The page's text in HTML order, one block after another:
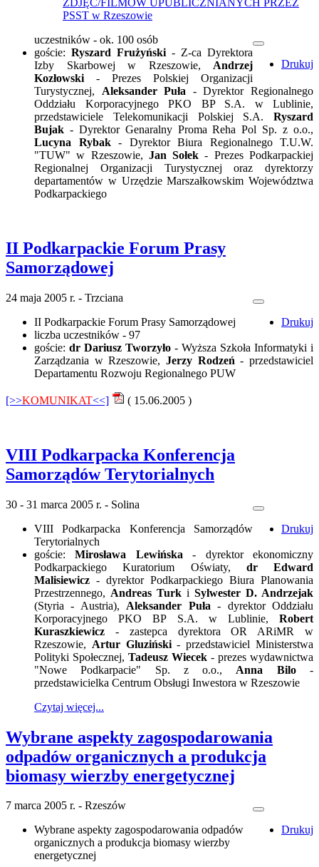
ZDJĘĆ/FILMÓW UPUBLICZNIANYCH PRZEZ
PSST w Rzeszowie
Drukuj
uczestników - ok. 100 osób
goście: Ryszard Frużyński - Z-ca Dyrektora
Izby Skarbowej w Rzeszowie, Andrzej
Kozłowski - Prezes Polskiej Organizacji
Turystycznej, Aleksander Puła - Dyrektor Regionalnego
Oddziału Korporacyjnego PKO BP S.A. w Lublinie,
przedstawiciele Telekomunikacji Polskiej S.A. Ryszard
Bujak - Dyrektor Genaralny Proma Reha Pol Sp. z o.o.,
Lucyna Rybak- Dyrektor Biura Regionalnego T.U.W.
"TUW" w Rzeszowie, Jan Sołek - Prezes Podkarpackiej
Regionalnej Organizacji Turystycznej oraz dyrektorzy
departamentów w Urzędzie Marszałkowskim Województwa
Podkarpackiego
II Podkarpackie Forum Prasy
Samorządowej
Drukuj
24 maja 2005 r. - Trzciana
II Podkarpackie Forum Prasy Samorządowej
liczba uczestników - 97
goście: dr Dariusz Tworzyło - Wyższa Szkoła Informatyki i
Zarządzania w Rzeszowie, Jerzy Rodzeń - przedstawiciel
Departamentu Rozwoju Regionalnego PUW
[>>KOMUNIKAT<<] ( 15.06.2005 )
VIII Podkarpacka Konferencja
Samorządów Terytorialnych
Drukuj
30 - 31 marca 2005 r. - Solina
VIII Podkarpacka Konferencja Samorządów
Terytorialnych
goście:Mirosława Lewińska - dyrektor ekonomiczny
Podkarpackiego Kuratorium Oświaty, dr Edward
Malisiewicz - dyrektor Podkarpackiego Biura Planowania
Przestrzennego, Andreas Turk i Sylwester D. Andrzejak
(Styria - Austria), Aleksander Puła - dyrektor Oddziału
Korporacyjnego PKO BP S.A. w Lublinie, Robert
Kuraszkiewicz - zastepca dyrektora OR ARiMR w
Rzeszowie, Artur Gluziński- przedstawiciel Ministerstwa
Polityki Społecznej, Tadeusz Wiecek - prezes wydawnictwa
"Nowe Podkarpacie" Sp. z o.o., Anna Bilo-
przedstawicielka Centrum Obsługi Inwestora w Rzeszowie
Czytaj więcej...
Wybrane aspekty zagospodarowania
odpadów organicznych a produkcja
biomasy wierzby energetycznej
Drukuj
7 marca 2005 r. - Rzeszów
Wybrane aspekty zagospodarowania odpadów
organicznych a produkcja biomasy wierzby
energetycznej